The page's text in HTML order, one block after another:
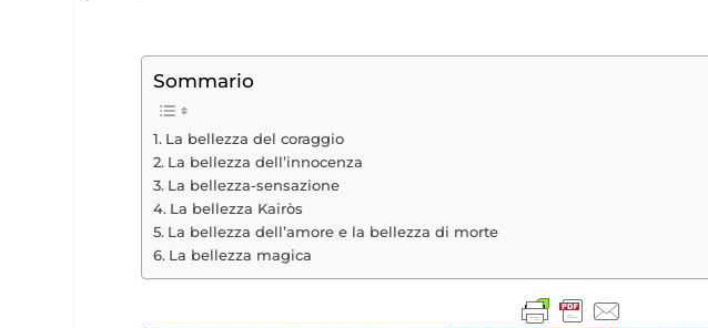
Sommario
La bellezza del coraggio
La bellezza dell’innocenza
La bellezza-sensazione
La bellezza Kairòs
La bellezza dell’amore e la bellezza di morte
La bellezza magica